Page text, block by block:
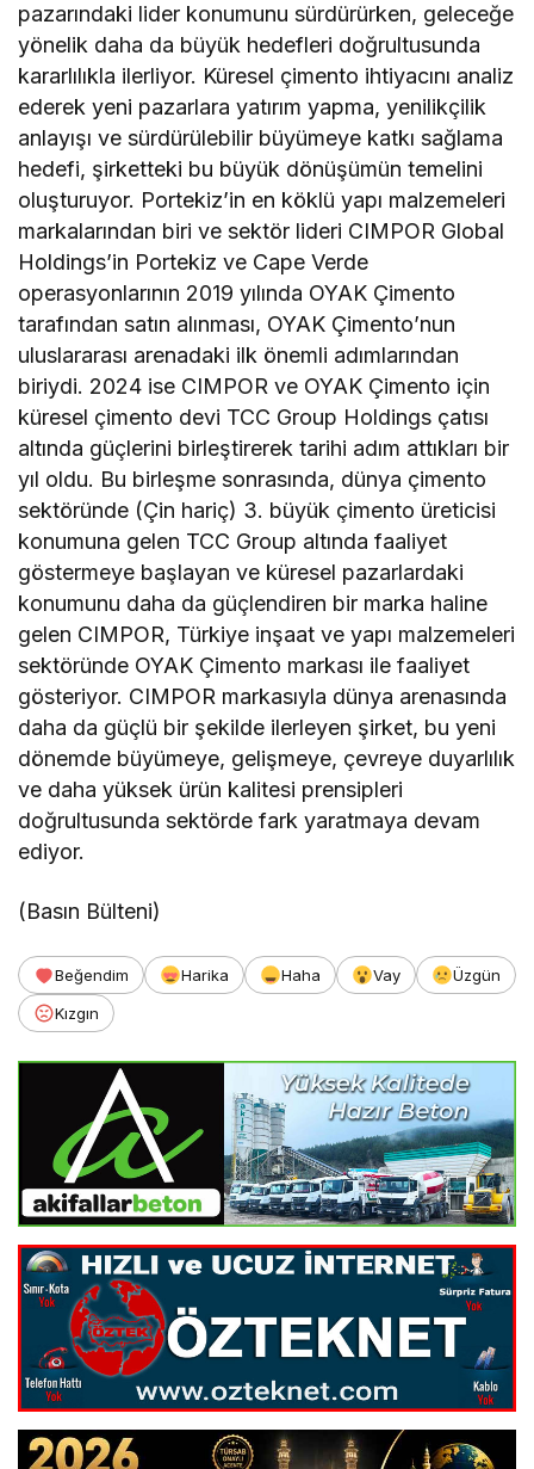
pazarındaki lider konumunu sürdürürken, geleceğe
yönelik daha da büyük hedefleri doğrultusunda
kararlılıkla ilerliyor. Küresel çimento ihtiyacını analiz
ederek yeni pazarlara yatırım yapma, yenilikçilik
anlayışı ve sürdürülebilir büyümeye katkı sağlama
hedefi, şirketteki bu büyük dönüşümün temelini
oluşturuyor. Portekiz’in en köklü yapı malzemeleri
markalarından biri ve sektör lideri CIMPOR Global
Holdings’in Portekiz ve Cape Verde
operasyonlarının 2019 yılında OYAK Çimento
tarafından satın alınması, OYAK Çimento’nun
uluslararası arenadaki ilk önemli adımlarından
biriydi. 2024 ise CIMPOR ve OYAK Çimento için
küresel çimento devi TCC Group Holdings çatısı
altında güçlerini birleştirerek tarihi adım attıkları bir
yıl oldu. Bu birleşme sonrasında, dünya çimento
sektöründe (Çin hariç) 3. büyük çimento üreticisi
konumuna gelen TCC Group altında faaliyet
göstermeye başlayan ve küresel pazarlardaki
konumunu daha da güçlendiren bir marka haline
gelen CIMPOR, Türkiye inşaat ve yapı malzemeleri
sektöründe OYAK Çimento markası ile faaliyet
gösteriyor. CIMPOR markasıyla dünya arenasında
daha da güçlü bir şekilde ilerleyen şirket, bu yeni
dönemde büyümeye, gelişmeye, çevreye duyarlılık
ve daha yüksek ürün kalitesi prensipleri
doğrultusunda sektörde fark yaratmaya devam
ediyor.
(Basın Bülteni)
Beğendim Harika Haha Vay
Üzgün
Kızgın